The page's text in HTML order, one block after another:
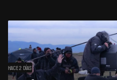
HACE 2 DÍAS